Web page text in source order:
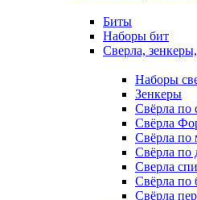
Биты
Наборы бит
Сверла,
Наборы
Зенкеры
Свёрла по
Свёрла
Свёрла по
Свёрла по
Сверла
Свёрла по
Свёрла